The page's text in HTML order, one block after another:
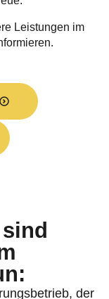
Leistungen im
der